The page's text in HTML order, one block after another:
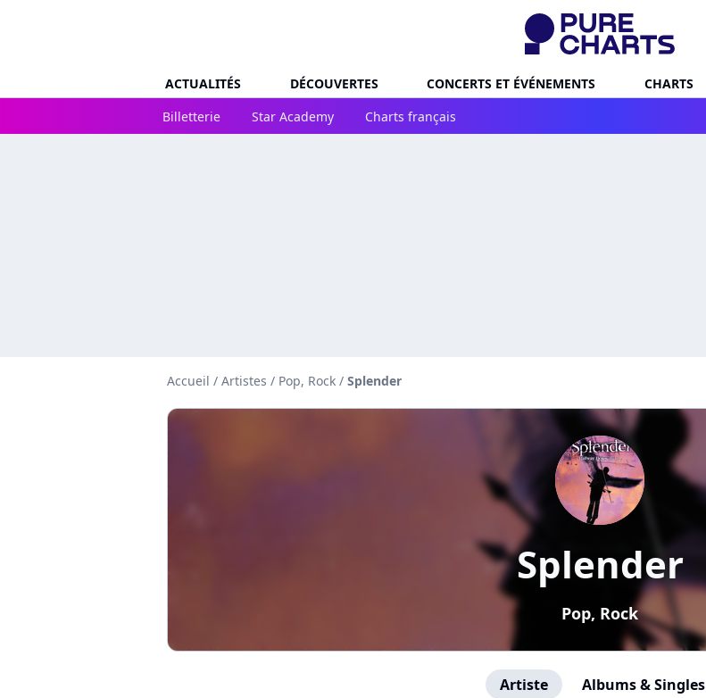
ACTUALITÉS DÉCOUVERTES CONCERTS ET ÉVÉNEMENTS CHARTS
Billetterie
Star Academy Charts français
Accueil / Artistes / Pop, Rock / Splender
Splender
Pop, Rock
Artiste Albums & Singles